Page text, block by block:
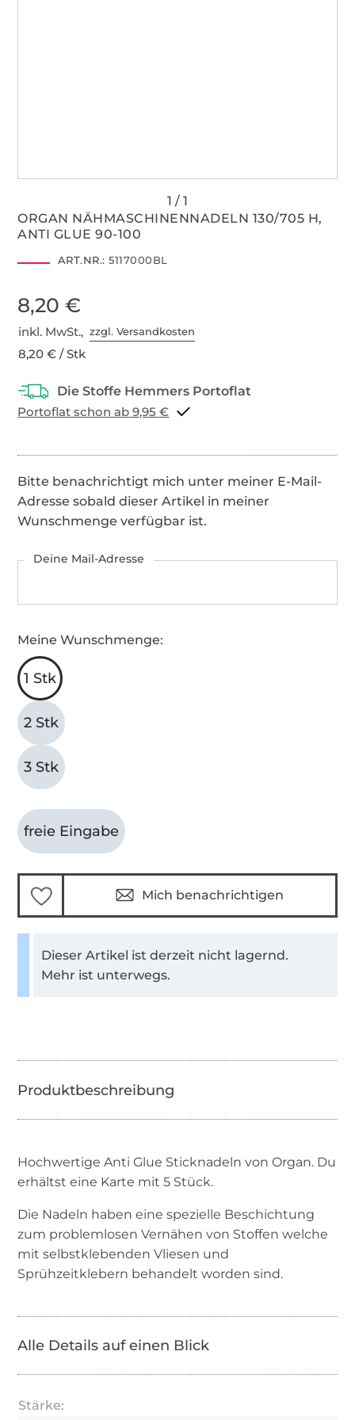
ORGAN NÄHMASCHINENNADELN 130/705 H,
ANTI GLUE 90-100
ART.NR.: 5117000BL
8,20 €
inkl. MwSt.,zzgl. Versandkosten
8,20 € / Stk
Portoflat schon ab 9,95 €
Bitte benachrichtigt mich unter meiner E-Mail-
Adresse sobald dieser Artikel in meiner
Wunschmenge verfügbar ist.
Deine Mail-Adresse
Meine Wunschmenge:
1 Stk
2 Stk
3 Stk
freie Eingabe
Mich benachrichtigen
Dieser Artikel ist derzeit nicht lagernd.
Mehr ist unterwegs.
Hochwertige Anti Glue Sticknadeln von Organ. Du
erhältst eine Karte mit 5 Stück.
Die Nadeln haben eine spezielle Beschichtung
zum problemlosen Vernähen von Stoffen welche
mit selbstklebenden Vliesen und
Sprühzeitklebern behandelt worden sind.
Alle Details auf einen Blick
Stärke: